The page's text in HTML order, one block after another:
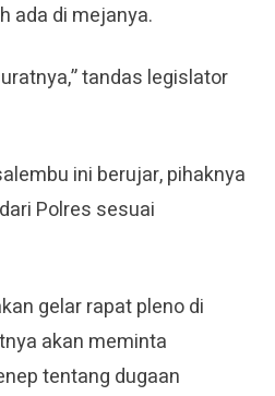
ada di mejanya.
tandas legislator
ini berujar, pihaknya
Polres sesuai
gelar rapat pleno di
akan meminta
tentang dugaan